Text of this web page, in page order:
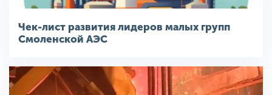
Чек-лист развития лидеров малых групп
Смоленской АЭС